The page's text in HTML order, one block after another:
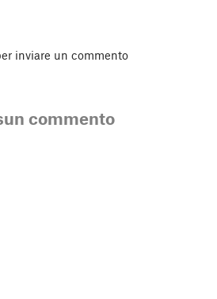
inviare un commento
commento